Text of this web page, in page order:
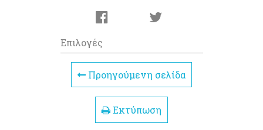
Επιλογές
Προηγούμενη σελίδα
Εκτύπωση